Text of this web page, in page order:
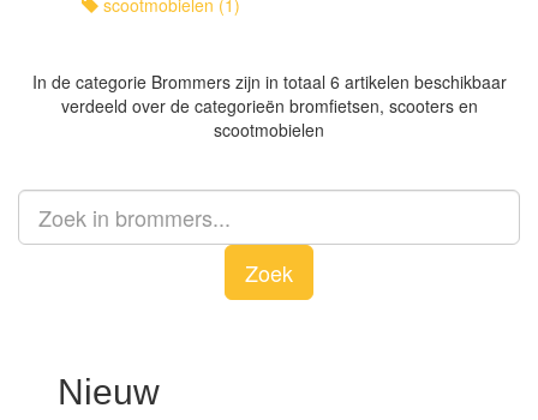
scootmobielen (1)
In de categorie Brommerszijn in totaal 6 artikelen beschikbaar
verdeeld over de categorieën bromfietsen, scooters en
scootmobielen
Zoek
Nieuw